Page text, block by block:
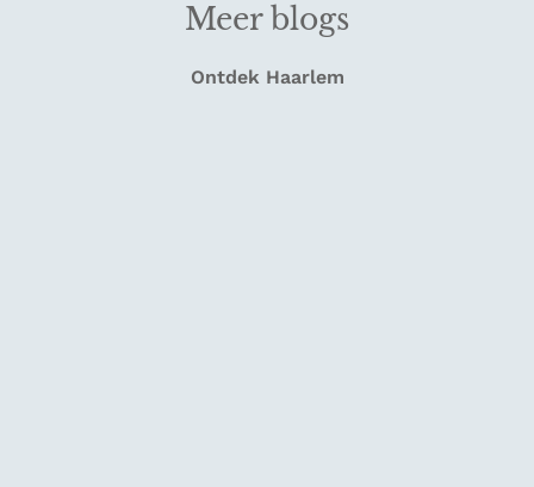
Meer blogs
Ontdek Haarlem